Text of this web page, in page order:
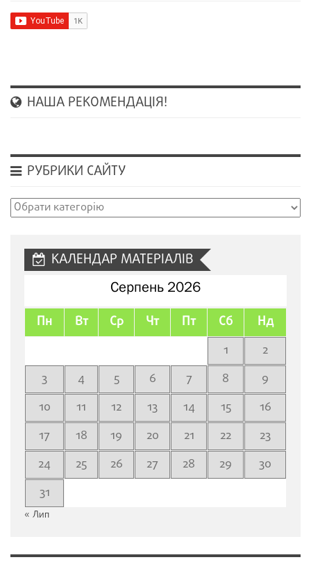
НАША РЕКОМЕНДАЦІЯ!
РУБРИКИ САЙТУ
Рубрики
КАЛЕНДАР МАТЕРІАЛІВ
Серпень 2026
Пн Вт Ср Чт Пт Сб Нд
1
2
3
4 5 6 7 8
9
10
11 12 13 14 15
16
17
18 19 20 21 22
23
24
25 26 27 28 29
30
31
« Лип